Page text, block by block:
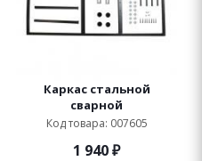
Каркас стальной
сварной
Код товара: 007605
1 940₽